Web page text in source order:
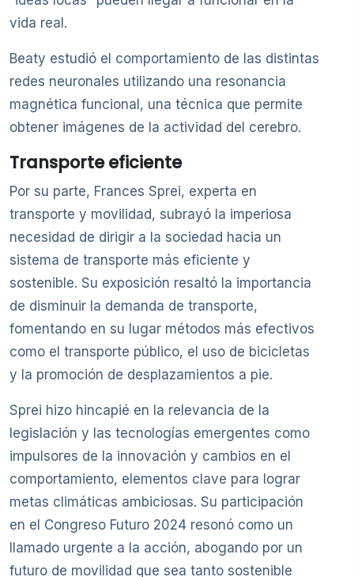
vida real.
Beaty estudió el comportamiento de las distintas
redes neuronales utilizando una resonancia
magnética funcional, una técnica que permite
obtener imágenes de la actividad del cerebro.
Transporte eficiente
Por su parte, Frances Sprei, experta en
transporte y movilidad, subrayó la imperiosa
necesidad de dirigir a la sociedad hacia un
sistema de transporte más eficiente y
sostenible. Su exposición resaltó la importancia
de disminuir la demanda de transporte,
fomentando en su lugar métodos más efectivos
como el transporte público, el uso de bicicletas
y la promoción de desplazamientos a pie.
Sprei hizo hincapié en la relevancia de la
legislación y las tecnologías emergentes como
impulsores de la innovación y cambios en el
comportamiento, elementos clave para lograr
metas climáticas ambiciosas. Su participación
en el Congreso Futuro 2024 resonó como un
llamado urgente a la acción, abogando por un
futuro de movilidad que sea tanto sostenible